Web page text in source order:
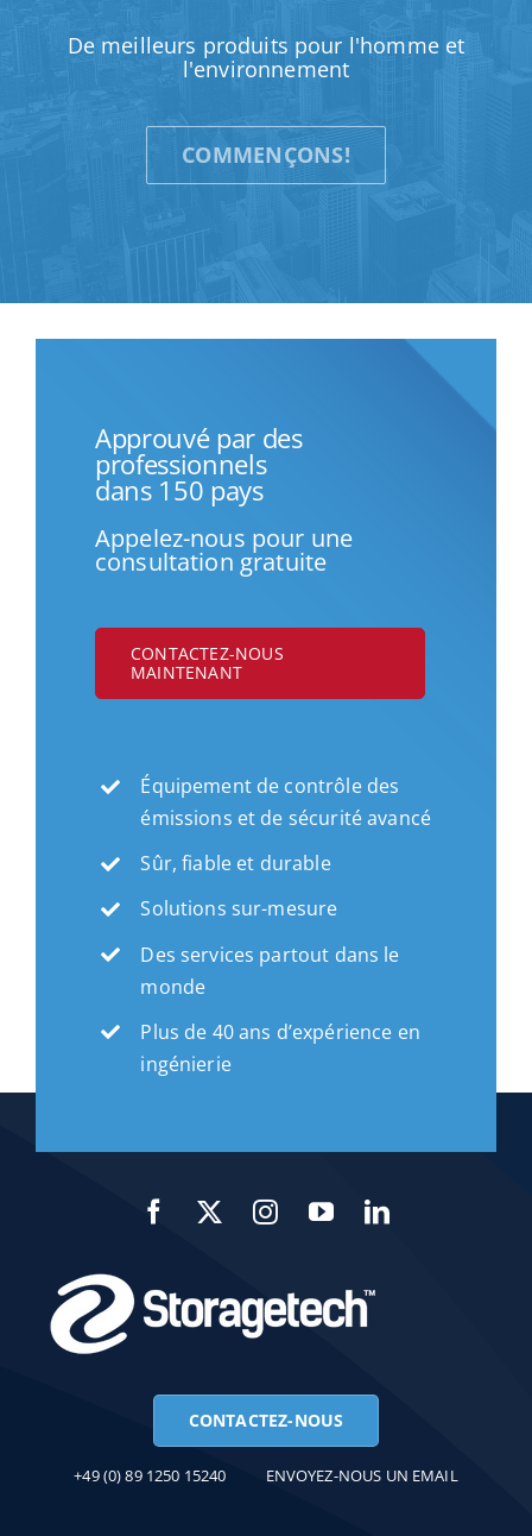
De meilleurs produits pour l'homme et
l'environnement
COMMENÇONS!
Approuvé par des
professionnels
dans 150 pays
Appelez-nous pour une
consultation gratuite
CONTACTEZ-NOUS
MAINTENANT
Équipement de contrôle des
émissions et de sécurité avancé
Sûr, fiable et durable
Solutions sur-mesure
Des services partout dans le
monde
Plus de 40 ans d’expérience en
ingénierie
CONTACTEZ-NOUS
+49 (0) 89 1250 15240 ENVOYEZ-NOUS UN EMAIL